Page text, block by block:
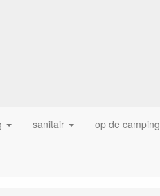
sanitair op de camping